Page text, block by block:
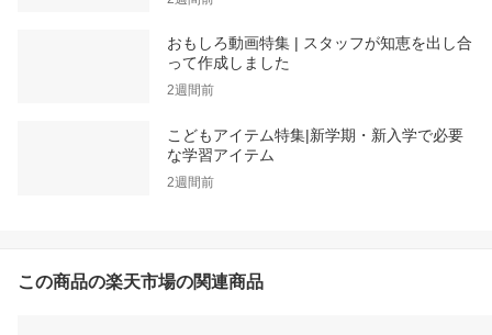
おもしろ動画特集 | スタッフが知恵を出し合
って作成しました
2週間前
こどもアイテム特集|新学期・新入学で必要
な学習アイテム
2週間前
この商品の楽天市場の関連商品